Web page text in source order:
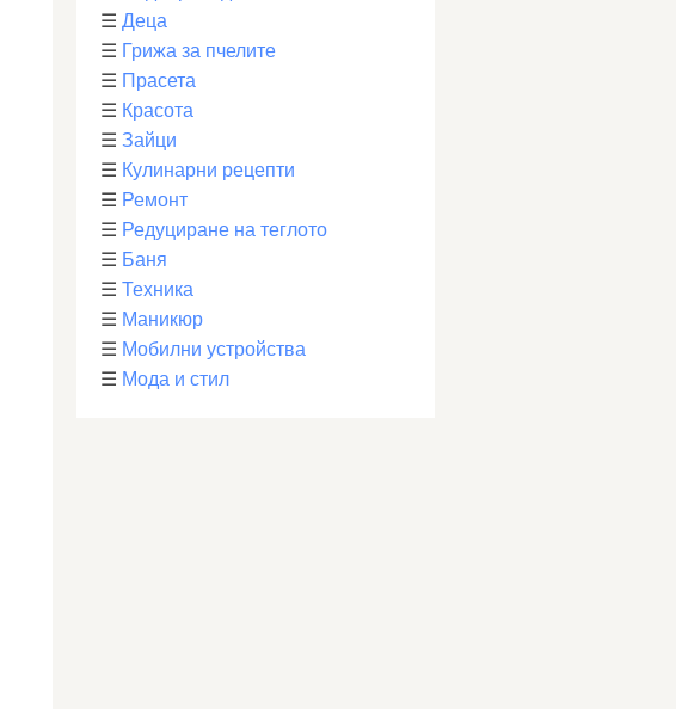
☰ Деца
☰ Грижа за пчелите
☰ Прасета
☰ Красота
☰ Зайци
☰ Кулинарни рецепти
☰ Ремонт
☰ Редуциране на теглото
☰ Баня
☰ Техника
☰ Маникюр
☰ Мобилни устройства
☰ Мода и стил